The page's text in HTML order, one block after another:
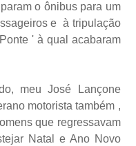
o ônibus para um
e à tripulação
' à qual acabaram
meu José Lançone
motorista também ,
que regressavam
Natal e Ano Novo